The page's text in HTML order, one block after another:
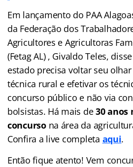
Em lançamento do PAA
da Federação dos
Agricultores e Agricultoras
(Fetag AL) , Givaldo Teles,
estado precisa voltar seu
técnica rural e efetivar os
concurso público e não via
bolsistas. Há mais de30 anos
concursona área da
Confira a live completa aqui.
Então fique atento! Vem